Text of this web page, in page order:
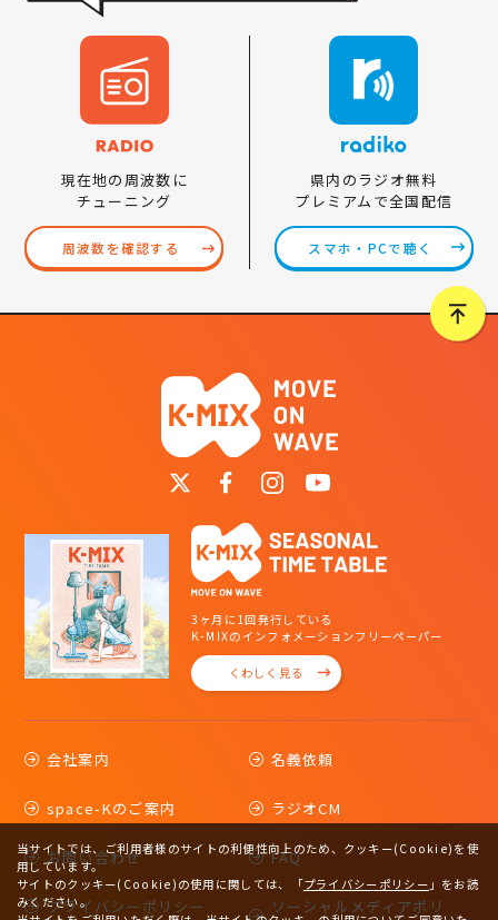
現在地の周波数に
チューニング
周波数を確認する
県内のラジオ無料
プレミアムで全国配信
スマホ・PCで聴く
3ヶ月に1回発行している
K-MIXのインフォメーションフリーペーパー
くわしく見る
会社案内 名義依頼
space-Kのご案内 ラジオCM
お問い合わせ FAQ
プライバシーポリシー
ソーシャルメディアポリ
当サイトでは、ご利用者様のサイトの利便性向上のため、クッキー(Cookie)を使
用しています。
サイトのクッキー(Cookie)の使用に関しては、
「プライバシーポリシー 」をお読
みください。